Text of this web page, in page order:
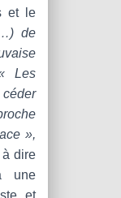
et le
de
Les
»,
dire
une
et